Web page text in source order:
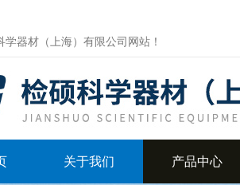
学器材（上海）有限公司网站！
关于我们 产品中心